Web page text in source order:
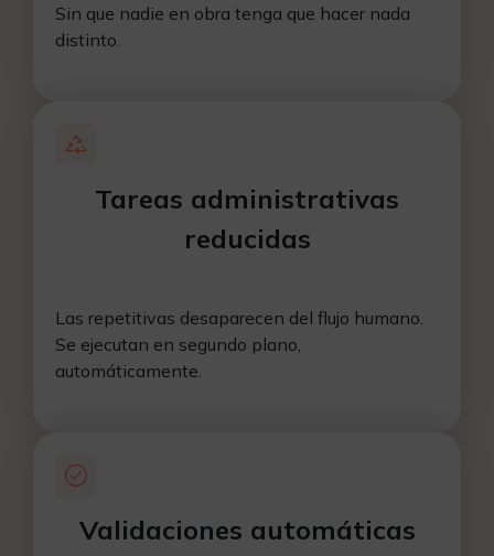
Sin que nadie en obra tenga que hacer nada
distinto.
Tareas administrativas
reducidas
Las repetitivas desaparecen del flujo humano.
Se ejecutan en segundo plano,
automáticamente.
Validaciones automáticas